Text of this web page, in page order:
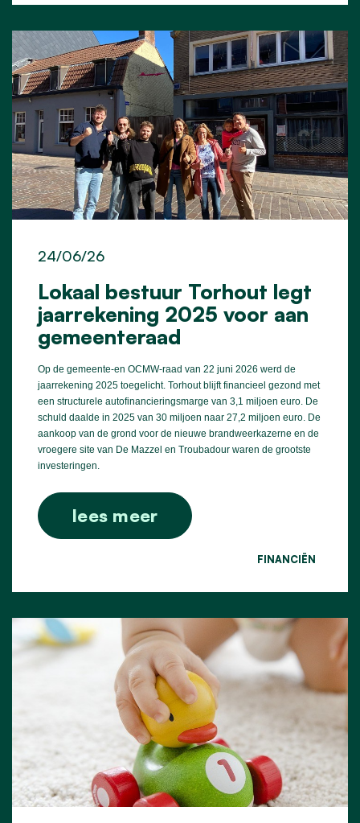
Lokaal bestuur Torhout legt
jaarrekening 2025 voor aan
gemeenteraad
24/06/26
Op de gemeente-en OCMW-raad van 22 juni 2026 werd de
jaarrekening 2025 toegelicht. Torhout blijft financieel gezond met
een structurele autofinancieringsmarge van 3,1 miljoen euro. De
schuld daalde in 2025 van 30 miljoen naar 27,2 miljoen euro. De
aankoop van de grond voor de nieuwe brandweerkazerne en de
vroegere site van De Mazzel en Troubadour waren de grootste
investeringen.
lees meer
FINANCIËN